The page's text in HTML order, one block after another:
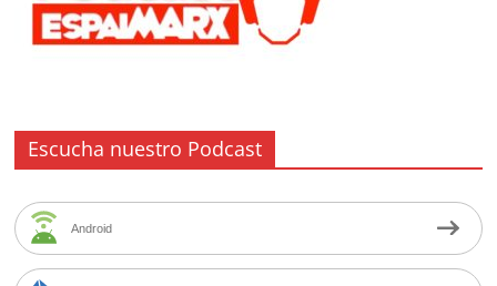
Escucha nuestro Podcast
Android